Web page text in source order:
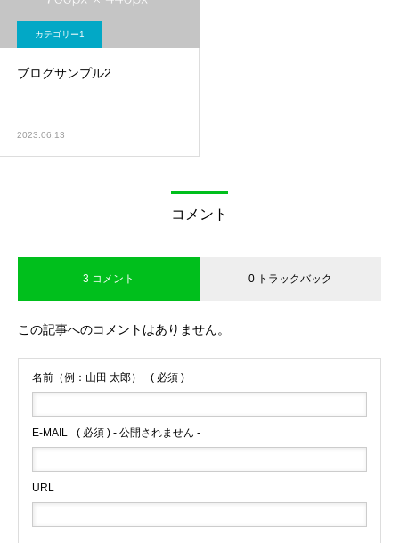
カテゴリー1
ブログサンプル2
2023.06.13
コメント
3 コメント 0 トラックバック
この記事へのコメントはありません。
名前（例：山田 太郎） ( 必須 )
E-MAIL ( 必須 ) - 公開されません -
URL